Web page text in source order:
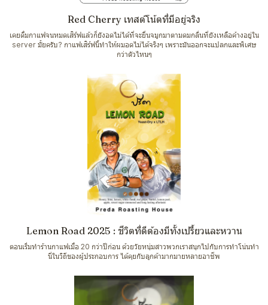
Red Cherry เทสต์โน้ตที่มีอยู่จริง
เคยดื่มกาแฟจนหมดเสิร์ฟแล้วก็ยังอดไม่ได้ที่จะยื่นจมูกมาตามดมกลิ่นที่ยังเหลือค้างอยู่ใน
server มั้ยครับ? กาแฟเสิร์ฟนี้ทำให้ผมอดไม่ได้จริงๆ เพราะมันออกจะแปลกและพิเศษ
กว่าตัวไหนๆ
Lemon Road 2025 : ชีวิตที่ดีต้องมีทั้งเปรี้ยวและหวาน
ตอนเริ่มทำร้านกาแฟเมื่อ 20 กว่าปีก่อน ด้วยวัยหนุ่มสาวพวกเราสนุกไปกับการทำโน่นทำ
นี่ในวิถีของผู้ประกอบการ ได้คุยกับลูกค้ามากมายหลายอาชีพ